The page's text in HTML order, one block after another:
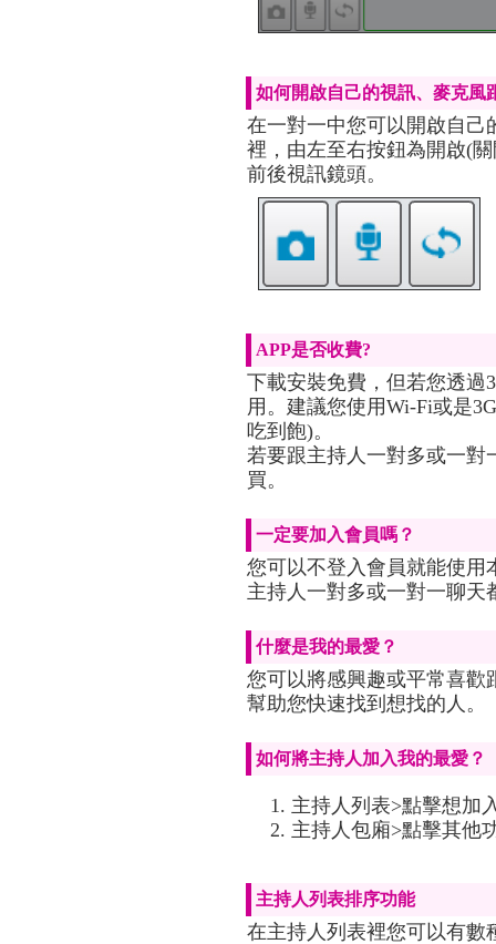
如何開啟自己的視訊、麥克風
在一對一中您可以開啟自己
裡，由左至右按鈕為開啟(
前後視訊鏡頭。
APP是否收費?
下載安裝免費，但若您透過
用。建議您使用Wi-Fi或是
吃到飽)。
若要跟主持人一對多或一對
買。
一定要加入會員嗎？
您可以不登入會員就能使用
主持人一對多或一對一聊天
什麼是我的最愛？
您可以將感興趣或平常喜歡
幫助您快速找到想找的人。
如何將主持人加入我的最愛？
主持人列表>點擊想加
主持人包廂>點擊其他
主持人列表排序功能
在主持人列表裡您可以有數